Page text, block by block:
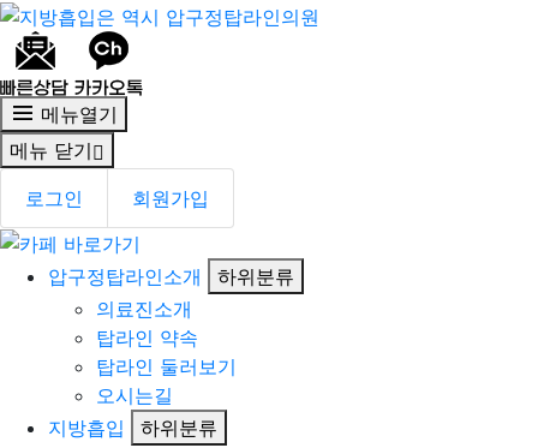
메뉴열기
메뉴 닫기
로그인
회원가입
압구정탑라인소개
하위분류
의료진소개
탑라인 약속
탑라인 둘러보기
오시는길
지방흡입
하위분류